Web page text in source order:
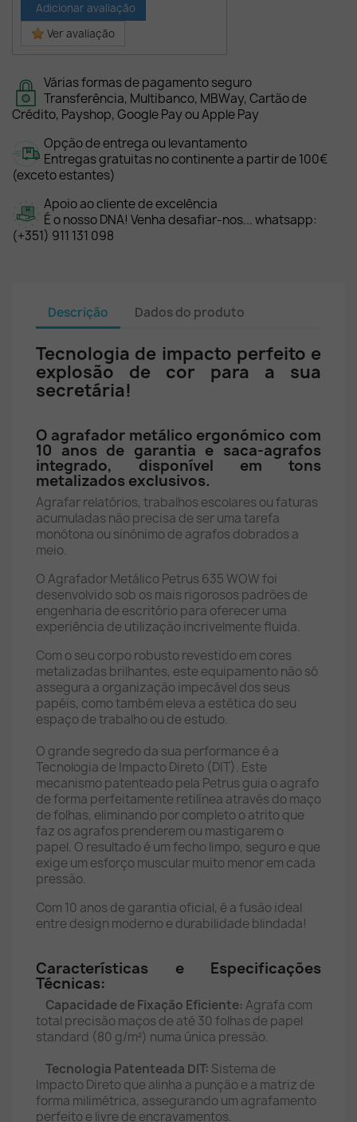
Adicionar avaliação
Ver avaliação
Várias formas de pagamento seguro
Transferência, Multibanco, MBWay, Cartão de
Crédito, Payshop, Google Pay ou Apple Pay
Opção de entrega ou levantamento
Entregas gratuitas no continente a partir de 100€
(exceto estantes)
Apoio ao cliente de excelência
É o nosso DNA! Venha desafiar-nos... whatsapp:
(+351) 911 131 098
Descrição Dados do produto
Tecnologia de impacto perfeito e
explosão de cor para a sua
secretária!
O agrafador metálico ergonómico com
10 anos de garantia e saca-agrafos
integrado, disponível em tons
metalizados exclusivos.
Agrafar relatórios, trabalhos escolares ou faturas
acumuladas não precisa de ser uma tarefa
monótona ou sinónimo de agrafos dobrados a
meio.
O Agrafador Metálico Petrus 635 WOW foi
desenvolvido sob os mais rigorosos padrões de
engenharia de escritório para oferecer uma
experiência de utilização incrivelmente fluida.
Com o seu corpo robusto revestido em cores
metalizadas brilhantes, este equipamento não só
assegura a organização impecável dos seus
papéis, como também eleva a estética do seu
espaço de trabalho ou de estudo.
O grande segredo da sua performance é a
Tecnologia de Impacto Direto (DIT). Este
mecanismo patenteado pela Petrus guia o agrafo
de forma perfeitamente retilínea através do maço
de folhas, eliminando por completo o atrito que
faz os agrafos prenderem ou mastigarem o
papel. O resultado é um fecho limpo, seguro e que
exige um esforço muscular muito menor em cada
pressão.
Com 10 anos de garantia oficial, é a fusão ideal
entre design moderno e durabilidade blindada!
Características e Especificações
Técnicas:
Capacidade de Fixação Eficiente:Agrafa com
total precisão maços de até 30 folhas de papel
standard (80 g/m²) numa única pressão.
Tecnologia Patenteada DIT: Sistema de
Impacto Direto que alinha a punção e a matriz de
forma milimétrica, assegurando um agrafamento
perfeito e livre de encravamentos.